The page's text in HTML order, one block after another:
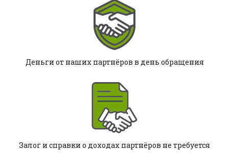
Деньги от наших партнёров в день обращения
Залог и справки о доходах партнёров не требуется